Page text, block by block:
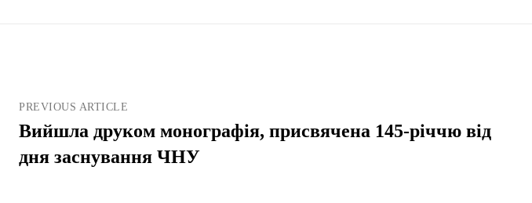
PREVIOUS ARTICLE
Вийшла друком монографія, присвячена 145-річчю від
дня заснування ЧНУ